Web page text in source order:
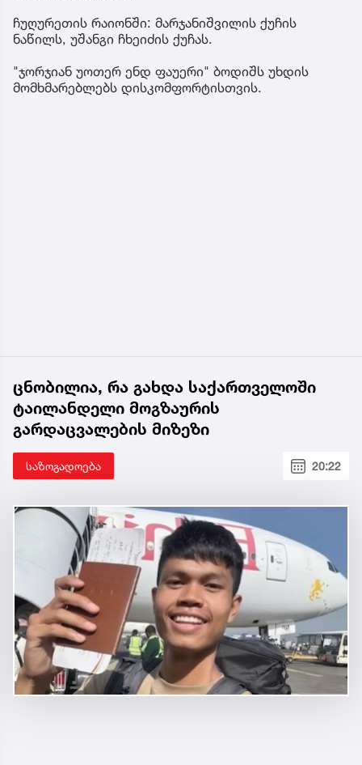
ჩუღურეთის რაიონში: მარჯანიშვილის ქუჩის
ნაწილს, უშანგი ჩხეიძის ქუჩას.
"ჯორჯიან უოთერ ენდ ფაუერი" ბოდიშს უხდის
მომხმარებლებს დისკომფორტისთვის.
ცნობილია, რა გახდა საქართველოში
ტაილანდელი მოგზაურის
გარდაცვალების მიზეზი
საზოგადოება 20:22